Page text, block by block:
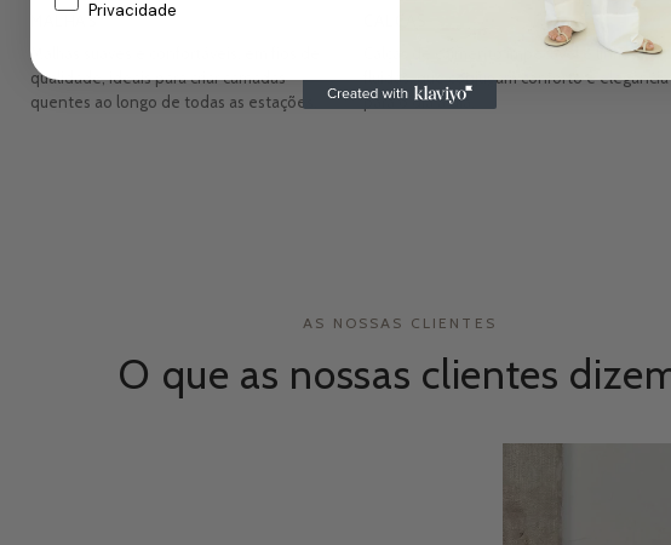
MALHAS
Malhas suaves e confortáveis, em fios de
qualidade, ideais para criar camadas
quentes ao longo de todas as estações.
Calças de caimento impecável e linhas
fluidas, que conjugam conforto e elegância
para o dia a dia.
AS NOSSAS CLIENTES
O que as nossas clientes
Privacidade